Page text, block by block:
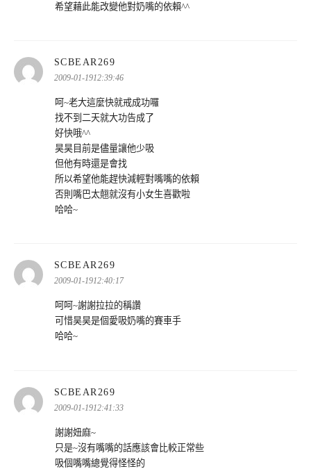
希望藉此能改變他對奶嘴的依賴^^
SCBEAR269
示:
2009-01-1912:39:46
呵~老大這麼快就戒成功囉
找不到二天就大功告成了
好快哦^^
昊昊目前是儘量讓他少吸
但他有時還是會找
所以希望他能趕快減輕對嘴嘴的依賴
否則嘴巴太翹就沒有小女生喜歡啦
哈哈~
SCBEAR269
示:
2009-01-1912:40:17
呵呵~謝謝拉拉的稱讚
可惜昊昊是個愛吸奶嘴的賽車手
哈哈~
SCBEAR269
示:
2009-01-1912:41:33
謝謝妞麻~
只是~沒有嘴嘴的話應該會比較正常些
吸個嘴嘴總覺得怪怪的